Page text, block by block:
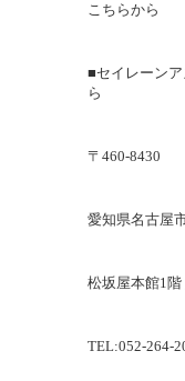
こちらから
■セイレーン
ら
〒460-8430
愛知県名古屋
松坂屋本館1
TEL:052-264-